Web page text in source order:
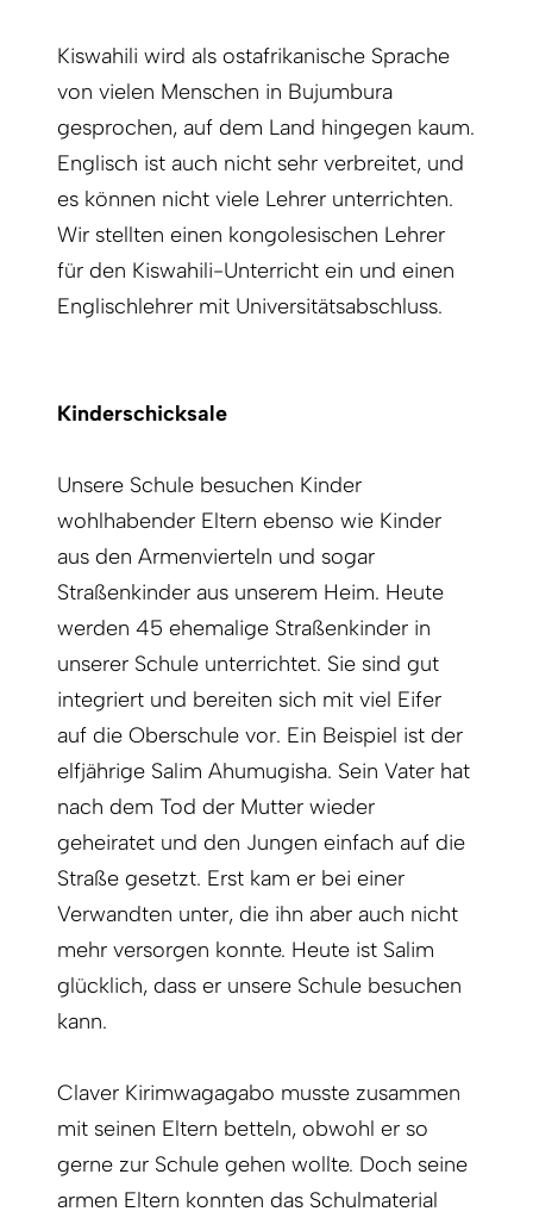
Kiswahili wird als ostafrikanische Sprache
von vielen Menschen in Bujumbura
gesprochen, auf dem Land hingegen kaum.
Englisch ist auch nicht sehr verbreitet, und
es können nicht viele Lehrer unterrichten.
Wir stellten einen kongolesischen Lehrer
für den Kiswahili-Unterricht ein und einen
Englischlehrer mit Universitätsabschluss.
Kinderschicksale
Unsere Schule besuchen Kinder
wohlhabender Eltern ebenso wie Kinder
aus den Armenvierteln und sogar
Straßenkinder aus unserem Heim. Heute
werden 45 ehemalige Straßenkinder in
unserer Schule unterrichtet. Sie sind gut
integriert und bereiten sich mit viel Eifer
auf die Oberschule vor. Ein Beispiel ist der
elfjährige Salim Ahumugisha. Sein Vater hat
nach dem Tod der Mutter wieder
geheiratet und den Jungen einfach auf die
Straße gesetzt. Erst kam er bei einer
Verwandten unter, die ihn aber auch nicht
mehr versorgen konnte. Heute ist Salim
glücklich, dass er unsere Schule besuchen
kann.
Claver Kirimwagagabo musste zusammen
mit seinen Eltern betteln, obwohl er so
gerne zur Schule gehen wollte. Doch seine
armen Eltern konnten das Schulmaterial